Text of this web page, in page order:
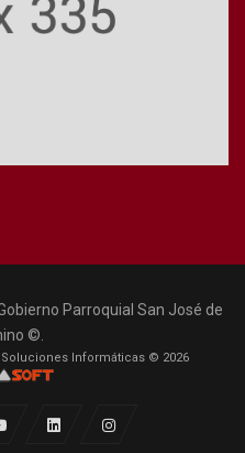
Parroquial San José de
©.
Soluciones Informáticas © 2026